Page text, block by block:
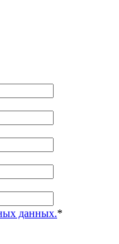
данных.*